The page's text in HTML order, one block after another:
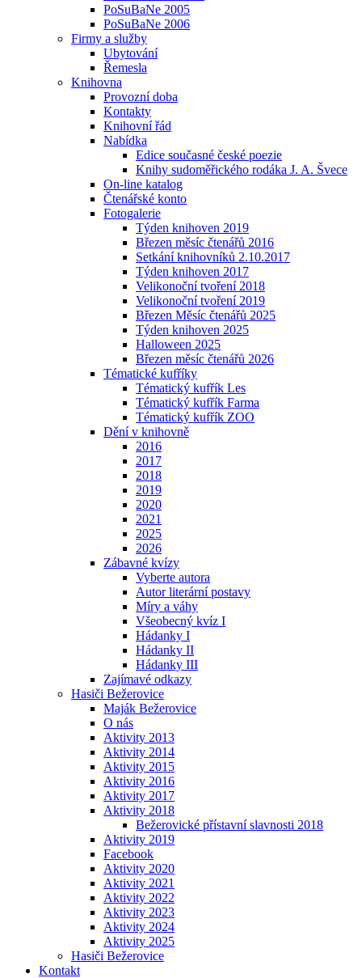
PoSuBaNe 2005
PoSuBaNe 2006
Firmy a služby
Ubytování
Řemesla
Knihovna
Provozní doba
Kontakty
Knihovní řád
Nabídka
Edice současné české poezie
Knihy sudoměřického rodáka J. A. Švece
On-line katalog
Čtenářské konto
Fotogalerie
Týden knihoven 2019
Březen měsíc čtenářů 2016
Setkání knihovníků 2.10.2017
Týden knihoven 2017
Velikonoční tvoření 2018
Velikonoční tvoření 2019
Březen Měsíc čtenářů 2025
Týden knihoven 2025
Halloween 2025
Březen měsíc čtenářů 2026
Tématické kufříky
Tématický kufřík Les
Tématický kufřík Farma
Tématický kufřík ZOO
Dění v knihovně
2016
2017
2018
2019
2020
2021
2025
2026
Zábavné kvízy
Vyberte autora
Autor literární postavy
Míry a váhy
Všeobecný kvíz I
Hádanky I
Hádanky II
Hádanky III
Zajímavé odkazy
Hasiči Bežerovice
Maják Bežerovice
O nás
Aktivity 2013
Aktivity 2014
Aktivity 2015
Aktivity 2016
Aktivity 2017
Aktivity 2018
Bežerovické přístavní slavnosti 2018
Aktivity 2019
Facebook
Aktivity 2020
Aktivity 2021
Aktivity 2022
Aktivity 2023
Aktivity 2024
Aktivity 2025
Hasiči Bežerovice
Kontakt